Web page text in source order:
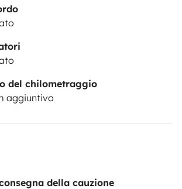
me podeis consultar sin
del chilometraggio
aggiuntivo
della cauzione